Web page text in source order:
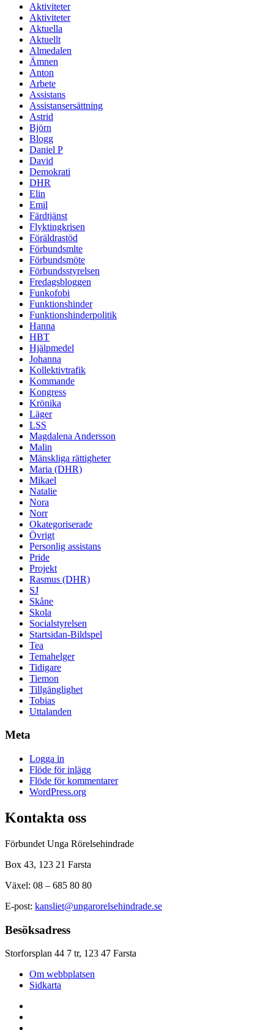
Aktiviteter
Aktiviteter
Aktuella
Aktuellt
Almedalen
Ämnen
Anton
Arbete
Assistans
Assistansersättning
Astrid
Björn
Blogg
Daniel P
David
Demokrati
DHR
Elin
Emil
Färdtjänst
Flyktingkrisen
Föräldrastöd
Förbundsmlte
Förbundsmöte
Förbundsstyrelsen
Fredagsbloggen
Funkofobi
Funktionshinder
Funktionshinderpolitik
Hanna
HBT
Hjälpmedel
Johanna
Kollektivtrafik
Kommande
Kongress
Krönika
Läger
LSS
Magdalena Andersson
Malin
Mänskliga rättigheter
Maria (DHR)
Mikael
Natalie
Nora
Norr
Okategoriserade
Övrigt
Personlig assistans
Pride
Projekt
Rasmus (DHR)
SJ
Skåne
Skola
Socialstyrelsen
Startsidan-Bildspel
Tea
Temahelger
Tidigare
Tiemon
Tillgänglighet
Tobias
Uttalanden
Meta
Logga in
Flöde för inlägg
Flöde för kommentarer
WordPress.org
Kontakta oss
Förbundet Unga Rörelsehindrade
Box 43, 123 21 Farsta
Växel: 08 – 685 80 80
E-post: kansliet@ungarorelsehindrade.se
Besöksadress
Storforsplan 44 7 tr, 123 47 Farsta
Om webbplatsen
Sidkarta